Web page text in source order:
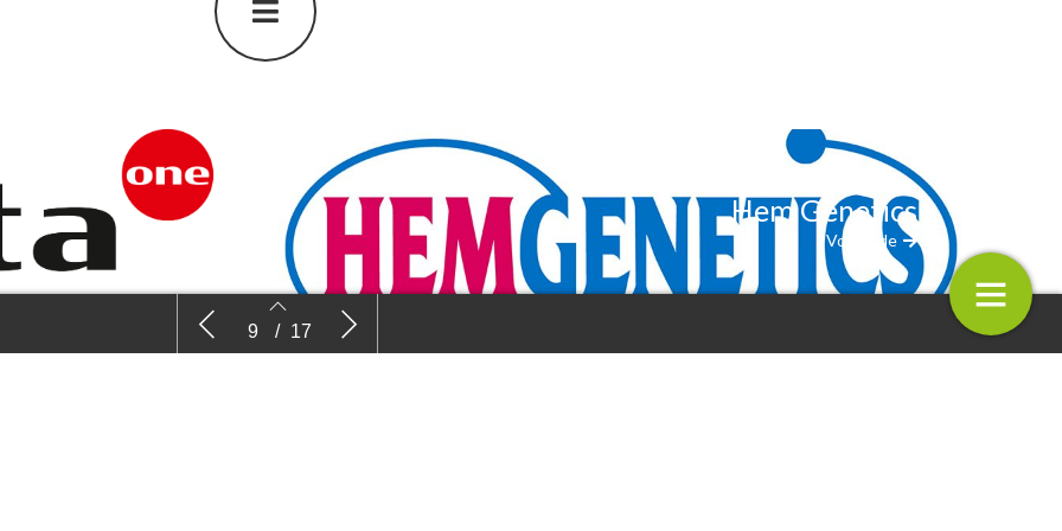
Royal Van Zanten presenteert V-
9 / 17
Hem Genetics
Volgende